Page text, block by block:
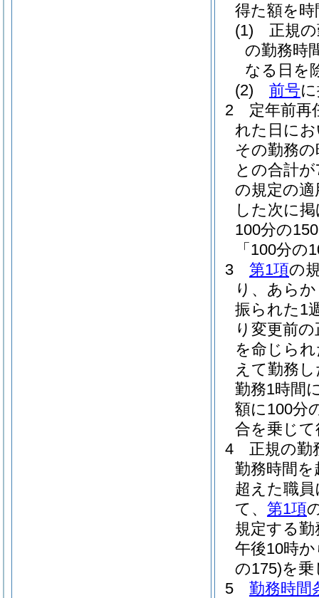
得た額を
(1)
正規
の勤務時
なる日を
(2)
前号
2
定年前再
れた日に
その勤務
との合計
の規定の
した次に
100分の
「100分の
3
第1項の
り、あら
振られた1
り変更前
を命じら
えて勤務
勤務1時間
額に100分
合を乗じ
4
正規の勤
勤務時間
超えた職
て、 第1項
規定する
午後10時
の175)を乗
5
勤務時間